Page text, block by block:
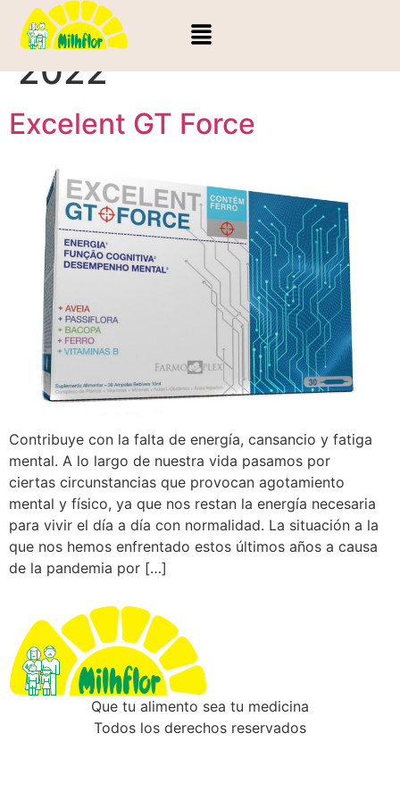
Día:13 de mayo de
2022
Excelent GT Force
Contribuye con la falta de energía, cansancio y fatiga
mental. A lo largo de nuestra vida pasamos por
ciertas circunstancias que provocan agotamiento
mental y físico, ya que nos restan la energía necesaria
para vivir el día a día con normalidad. La situación a la
que nos hemos enfrentado estos últimos años a causa
de la pandemia por […]
Que tu alimento sea tu medicina
Todos los derechos reservados